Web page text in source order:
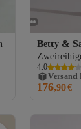
Betty &
Kragen
4.0Versand
Gratis
Versand
176,90€